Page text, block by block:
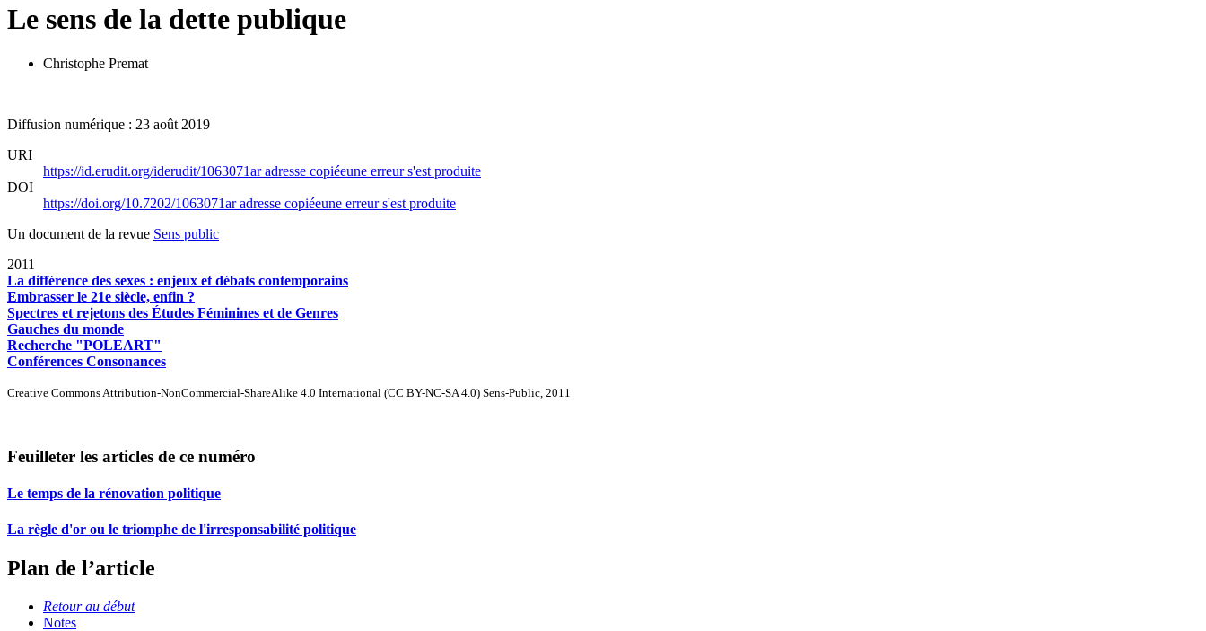
Le sens de la dette publique
Christophe Premat
Diffusion numérique : 23 août 2019
URI
https://id.erudit.org/iderudit/1063071aradresse copiéeune erreur s'est produite
DOI
https://doi.org/10.7202/1063071aradresse copiéeune erreur s'est produite
Un document de la revue Sens public
2011
La différence des sexes : enjeux et débats contemporains
Embrasser le 21e siècle, enfin ?
Spectres et rejetons des Études Féminines et de Genres
Gauches du monde
Recherche "POLEART"
Conférences Consonances
Creative Commons Attribution-NonCommercial-ShareAlike 4.0 International (CC BY-NC-SA 4.0) Sens-Public, 2011
Feuilleter les articles de ce numéro
Le temps de la rénovation politique
La règle d'or ou le triomphe de l'irresponsabilité politique
Plan de l’article
Retour au début
Notes